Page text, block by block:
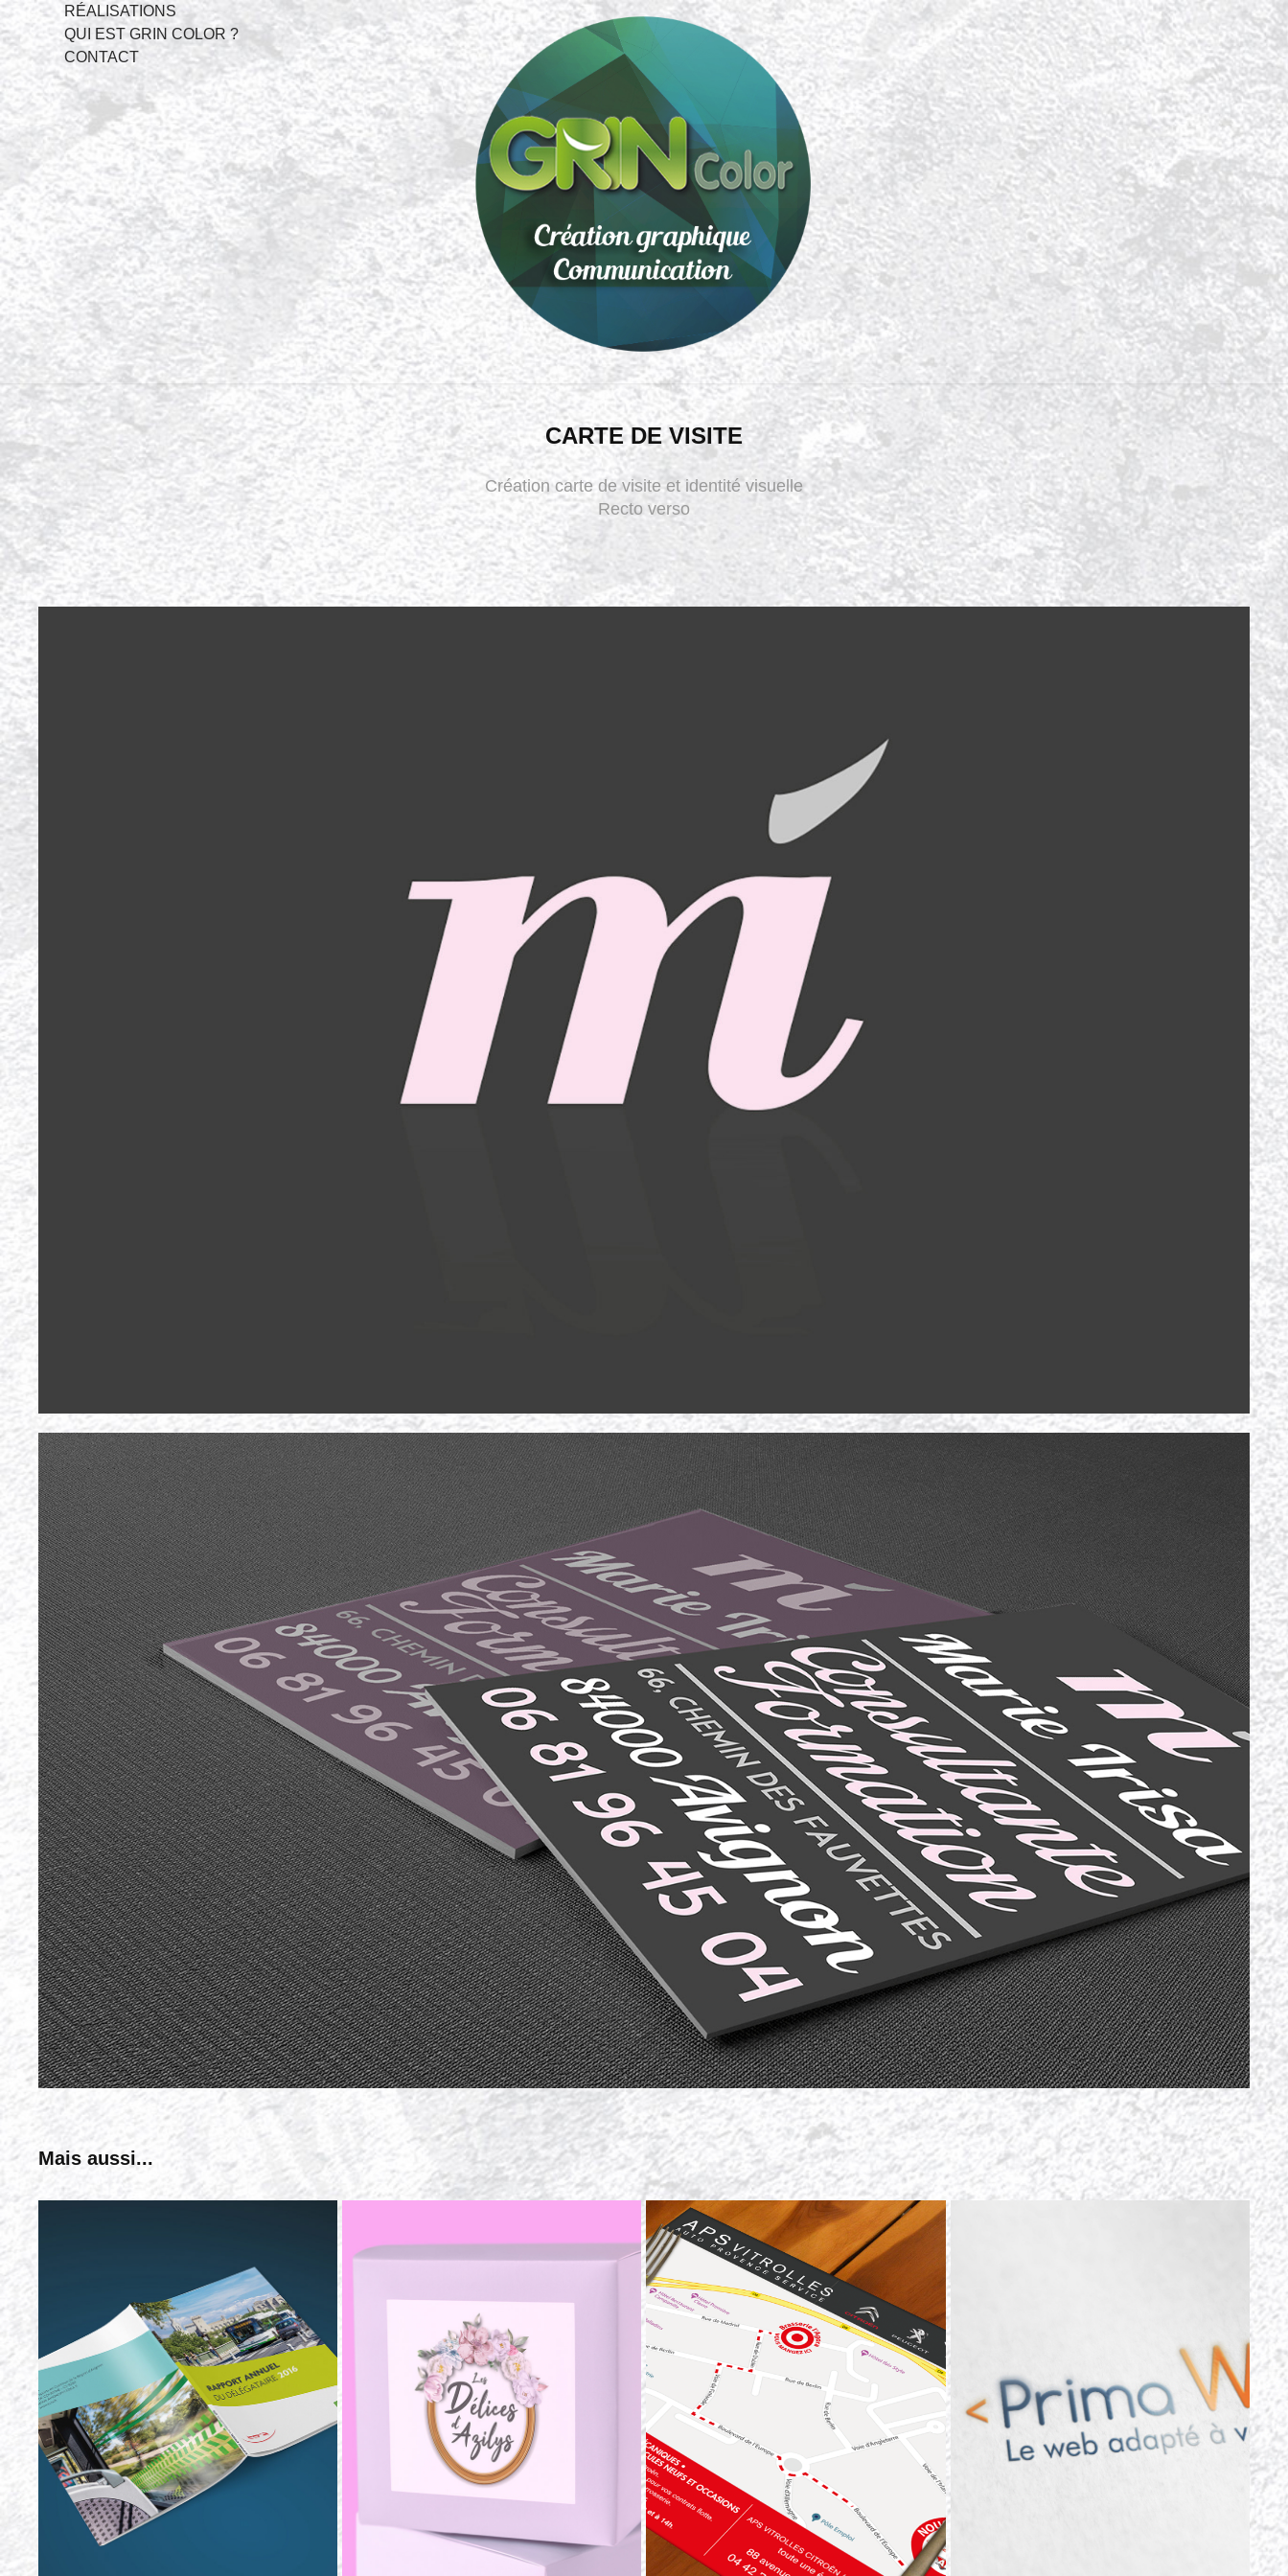
RÉALISATIONS
QUI EST GRIN COLOR ?
CONTACT
CARTE DE VISITE
Création carte de visite et identité visuelle
Recto verso
Mais aussi...
TCRA LES DÉLICES D'AZILYS
APS VITROLLES (AUTO PROVENCE
SERVICE)
PRIMA WEB